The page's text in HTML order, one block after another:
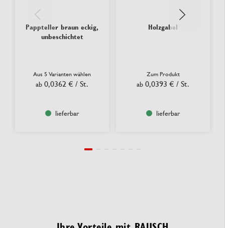
Pappteller braun eckig,
unbeschichtet
Aus 5 Varianten wählen
ab 0,0362 € / St.
lieferbar
Holzgabel
Zum Produkt
ab 0,0393 € / St.
lieferbar